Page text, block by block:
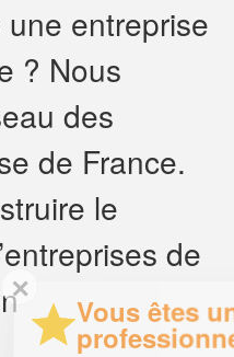
entreprise
? Nous
des
de France.
le
de
êtes un
?